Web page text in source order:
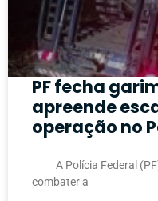
PF fecha
apreende
operação no
A Polícia Federal (PF)
combater a